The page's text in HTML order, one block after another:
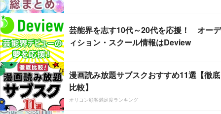
芸能界を志す10代～20代を応援！ オーデ
ィション・スクール情報はDeview
漫画読み放題サブスクおすすめ11選【徹底
比較】
オリコン顧客満足度ランキング